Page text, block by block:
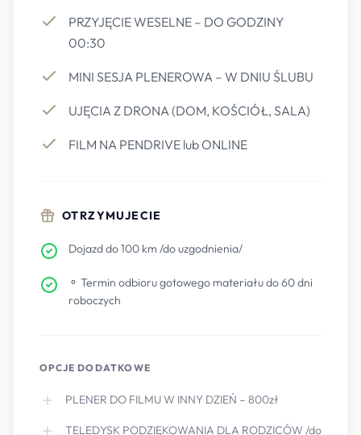
PRZYJĘCIE WESELNE – DO GODZINY
00:30
MINI SESJA PLENEROWA – W DNIU ŚLUBU
UJĘCIA Z DRONA (DOM, KOŚCIÓŁ, SALA)
FILM NA PENDRIVE lub ONLINE
OTRZYMUJECIE
Dojazd do 100 km /do uzgodnienia/
⚬ Termin odbioru gotowego materiału do 60 dni
roboczych
OPCJE DODATKOWE
PLENER DO FILMU W INNY DZIEŃ – 800zł
TELEDYSK PODZIĘKOWANIA DLA RODZICÓW /do